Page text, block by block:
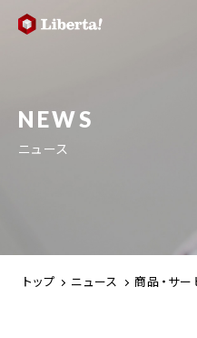
NEWS
ニュース
トップ ニュース 商品・サー